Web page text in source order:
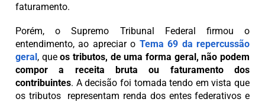
faturamento.
Porém, o Supremo Tribunal Federal firmou o
entendimento, ao apreciar o Tema 69 da repercussão
geral, queos tributos, de uma forma geral, não podem
compor a receita bruta ou faturamento dos
contribuintes. A decisão foi tomada tendo em vista que
os tributos representam renda dos entes federativos e